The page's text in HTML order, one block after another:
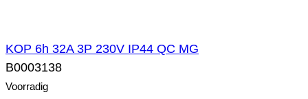
KOP 6h 32A 3P 230V IP44 QC MG
B0003138
Voorradig